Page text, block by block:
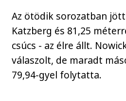
Az ötödik sorozatban jött
Katzberg és 81,25
csúcs - az élre állt.
válaszolt, de maradt
79,94-gyel folytatta.